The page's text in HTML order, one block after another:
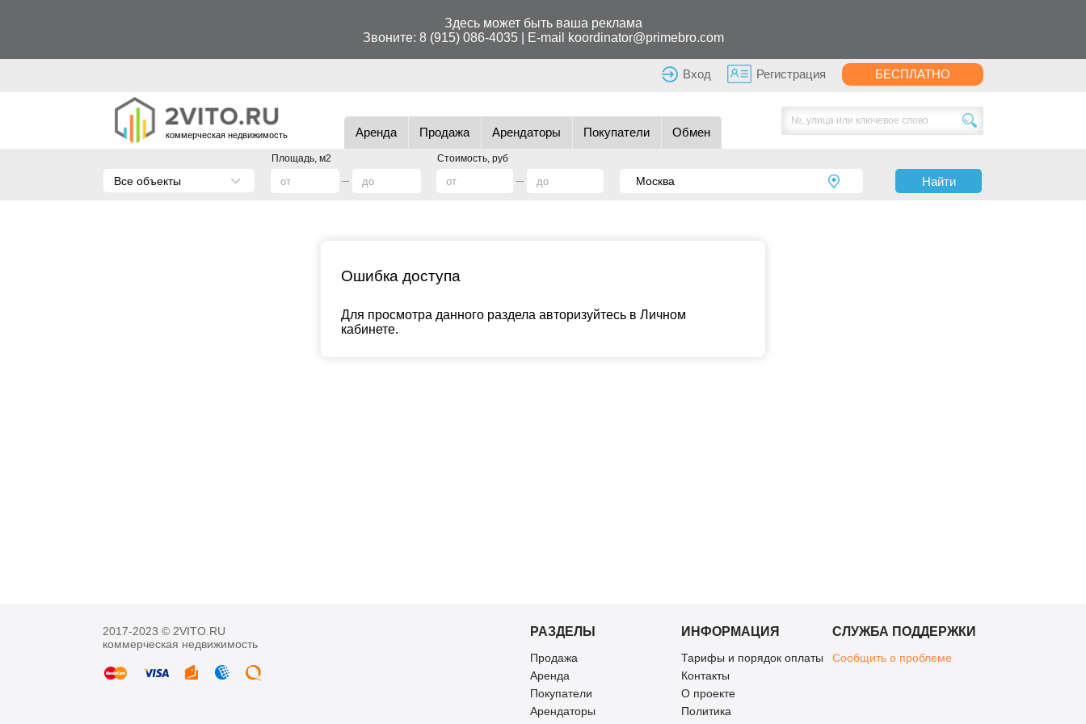
Здесь может быть ваша реклама
Звоните: 8 (915) 086-4035| E-mail koordinator@primebro.com
Вход Регистрация БЕСПЛАТНО
коммерческая недвижимость Аренда Продажа Арендаторы Покупатели Обмен
Площадь, м2 Стоимость, руб
Все объекты Найти
Ошибка доступа
Для просмотра данного раздела авторизуйтесь в Личном
кабинете.
2017-2023 © 2VITO.RU
коммерческая недвижимость
РАЗДЕЛЫ
Продажа
Аренда
Покупатели
Арендаторы
ИНФОРМАЦИЯ
Тарифы и порядок оплаты
Контакты
О проекте
Политика
СЛУЖБА ПОДДЕРЖКИ
Сообщить о проблеме